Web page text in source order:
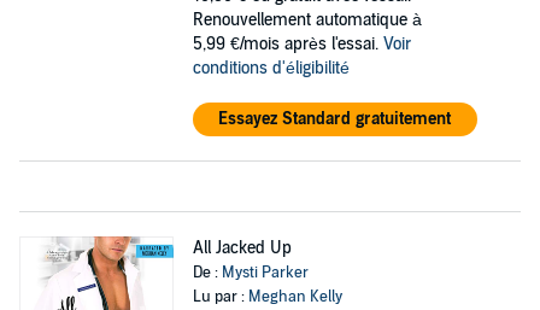
Renouvellement automatique à
5,99 €/mois après l'essai. Voir
conditions d'éligibilité
Essayez Standard gratuitement
All Jacked Up
De : Mysti Parker
Lu par : Meghan Kelly